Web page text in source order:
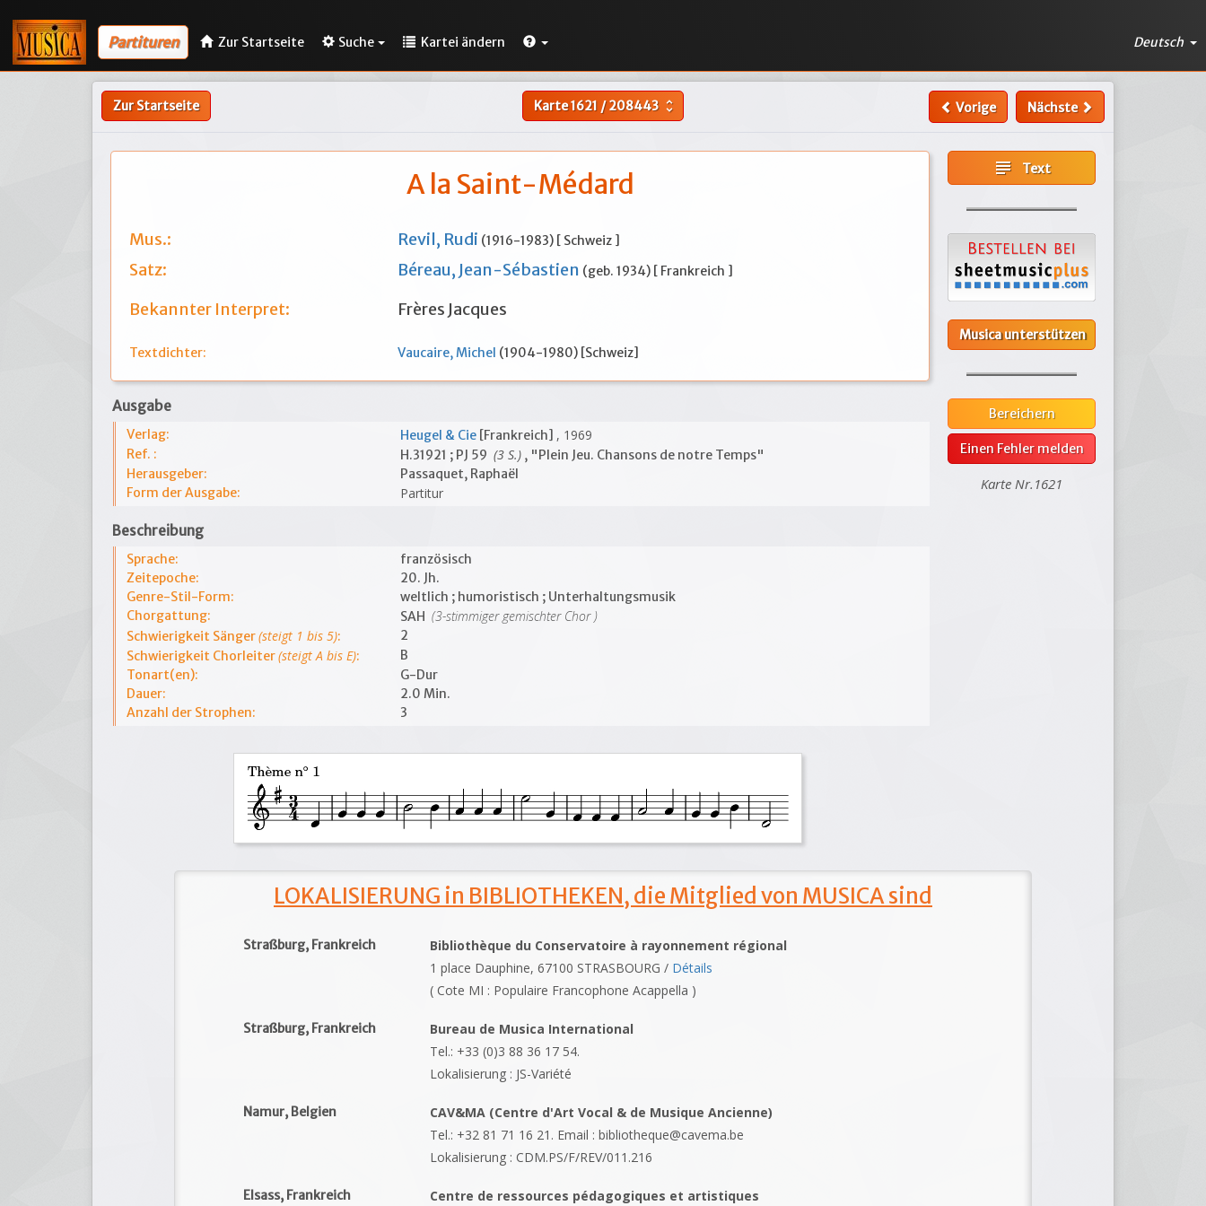
Partituren Zur Startseite Suche Kartei ändern Deutsch
Zur Startseite Karte1621 /208443 unfold_more Vorige Nächste
A la Saint-Médard
Mus.: Revil, Rudi (1916-1983) [ Schweiz ]
Satz: Béreau, Jean-Sébastien (geb. 1934) [ Frankreich ]
Bekannter Interpret: Frères Jacques
Textdichter: Vaucaire, Michel (1904-1980) [Schweiz]
Ausgabe
Verlag: Heugel & Cie [Frankreich] , 1969
Ref. : H.31921 ; PJ 59 (3 S.) , "Plein Jeu. Chansons de notre Temps"
Herausgeber:
Passaquet, Raphaël
Form der Ausgabe:
Partitur
Beschreibung
Sprache:
französisch
Zeitepoche:
20. Jh.
Genre-Stil-Form:
weltlich ; humoristisch ; Unterhaltungsmusik
Chorgattung:
SAH (3-stimmiger gemischter Chor )
Schwierigkeit Sänger(steigt 1 bis 5):
2
Schwierigkeit Chorleiter(steigt A bis E):
B
Tonart(en):
G-Dur
Dauer:
2.0 Min.
Anzahl der Strophen:
3
subject Text
Musica unterstützen
Bereichern
Einen Fehler melden
Karte Nr.1621
LOKALISIERUNG in BIBLIOTHEKEN, die Mitglied von MUSICA sind
Straßburg, Frankreich
Bibliothèque du Conservatoire à rayonnement régional
1 place Dauphine, 67100 STRASBOURG / Détails
( Cote MI : Populaire Francophone Acappella )
Straßburg, Frankreich
Bureau de Musica International
Tel.: +33 (0)3 88 36 17 54.
Lokalisierung : JS-Variété
Namur, Belgien
CAV&MA (Centre d'Art Vocal & de Musique Ancienne)
Tel.: +32 81 71 16 21. Email : bibliotheque@cavema.be
Lokalisierung : CDM.PS/F/REV/011.216
Elsass, Frankreich Centre de ressources pédagogiques et artistiques